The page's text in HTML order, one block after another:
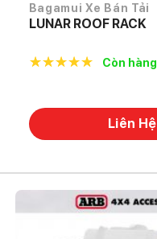
Bagamui Xe Bán Tải
LUNAR ROOF RACK
Còn hàng
Liên Hệ